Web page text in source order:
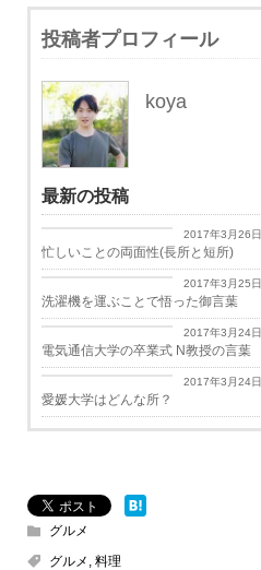
投稿者プロフィール
koya
最新の投稿
2017年3月26日
忙しいことの両面性(長所と短所)
日々思うこと
2017年3月25日
洗濯機を運ぶことで悟った御言葉
学生生活
2017年3月24日
電気通信大学の卒業式 N教授の言葉
学生生活
2017年3月24日
愛媛大学はどんな所？
グルメ
グルメ , 料理